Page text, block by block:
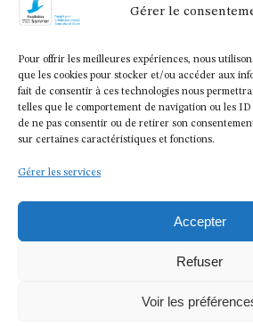
Gérer le
Pour offrir les meilleures expériences, nous
que les cookies pour stocker et/ou accéder aux
fait de consentir à ces technologies nous
telles que le comportement de navigation ou les
de ne pas consentir ou de retirer son
sur certaines caractéristiques et fonctions.
Gérer les services
Accepter
Refuser
Voir les
© 2024 Fondation Adrienne et Pierre